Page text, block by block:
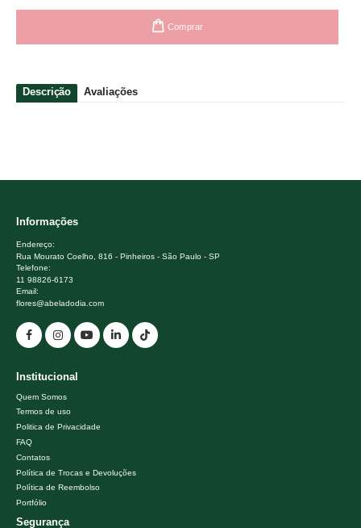
Comprar
Descrição Avaliações
Informações
Endereço:
Rua Mourato Coelho, 816 - Pinheiros - São Paulo - SP
Telefone:
11 98826-6173
Email:
flores@abeladodia.com
Institucional
Quem Somos
Termos de uso
Politica de Privacidade
FAQ
Contatos
Política de Trocas e Devoluções
Política de Reembolso
Portfólio
Segurança